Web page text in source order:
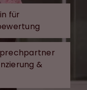
für
&